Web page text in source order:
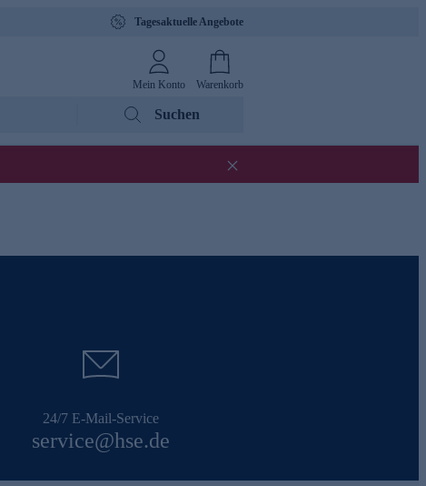
Tagesaktuelle Angebote
Mein Konto Warenkorb
Suchen
24/7 E-Mail-Service
service@hse.de